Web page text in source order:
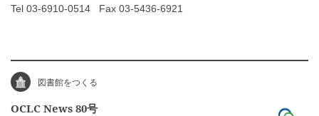
Tel 03-6910-0514 Fax 03-5436-6921
図書館をつくる
OCLC News 80号